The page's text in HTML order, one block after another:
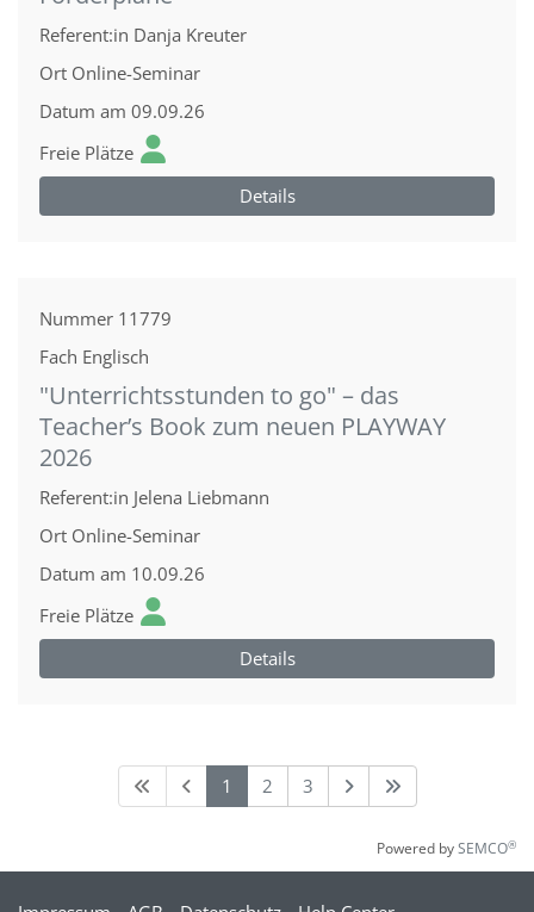
Referent:in Danja Kreuter
Ort Online-Seminar
Datum am 09.09.26
Freie Plätze
Details
Nummer 11779
Fach Englisch
"Unterrichtsstunden to go" – das
Teacher’s Book zum neuen PLAYWAY
2026
Referent:in Jelena Liebmann
Ort Online-Seminar
Datum am 10.09.26
Freie Plätze
Details
1 2 3
Powered bySEMCO®